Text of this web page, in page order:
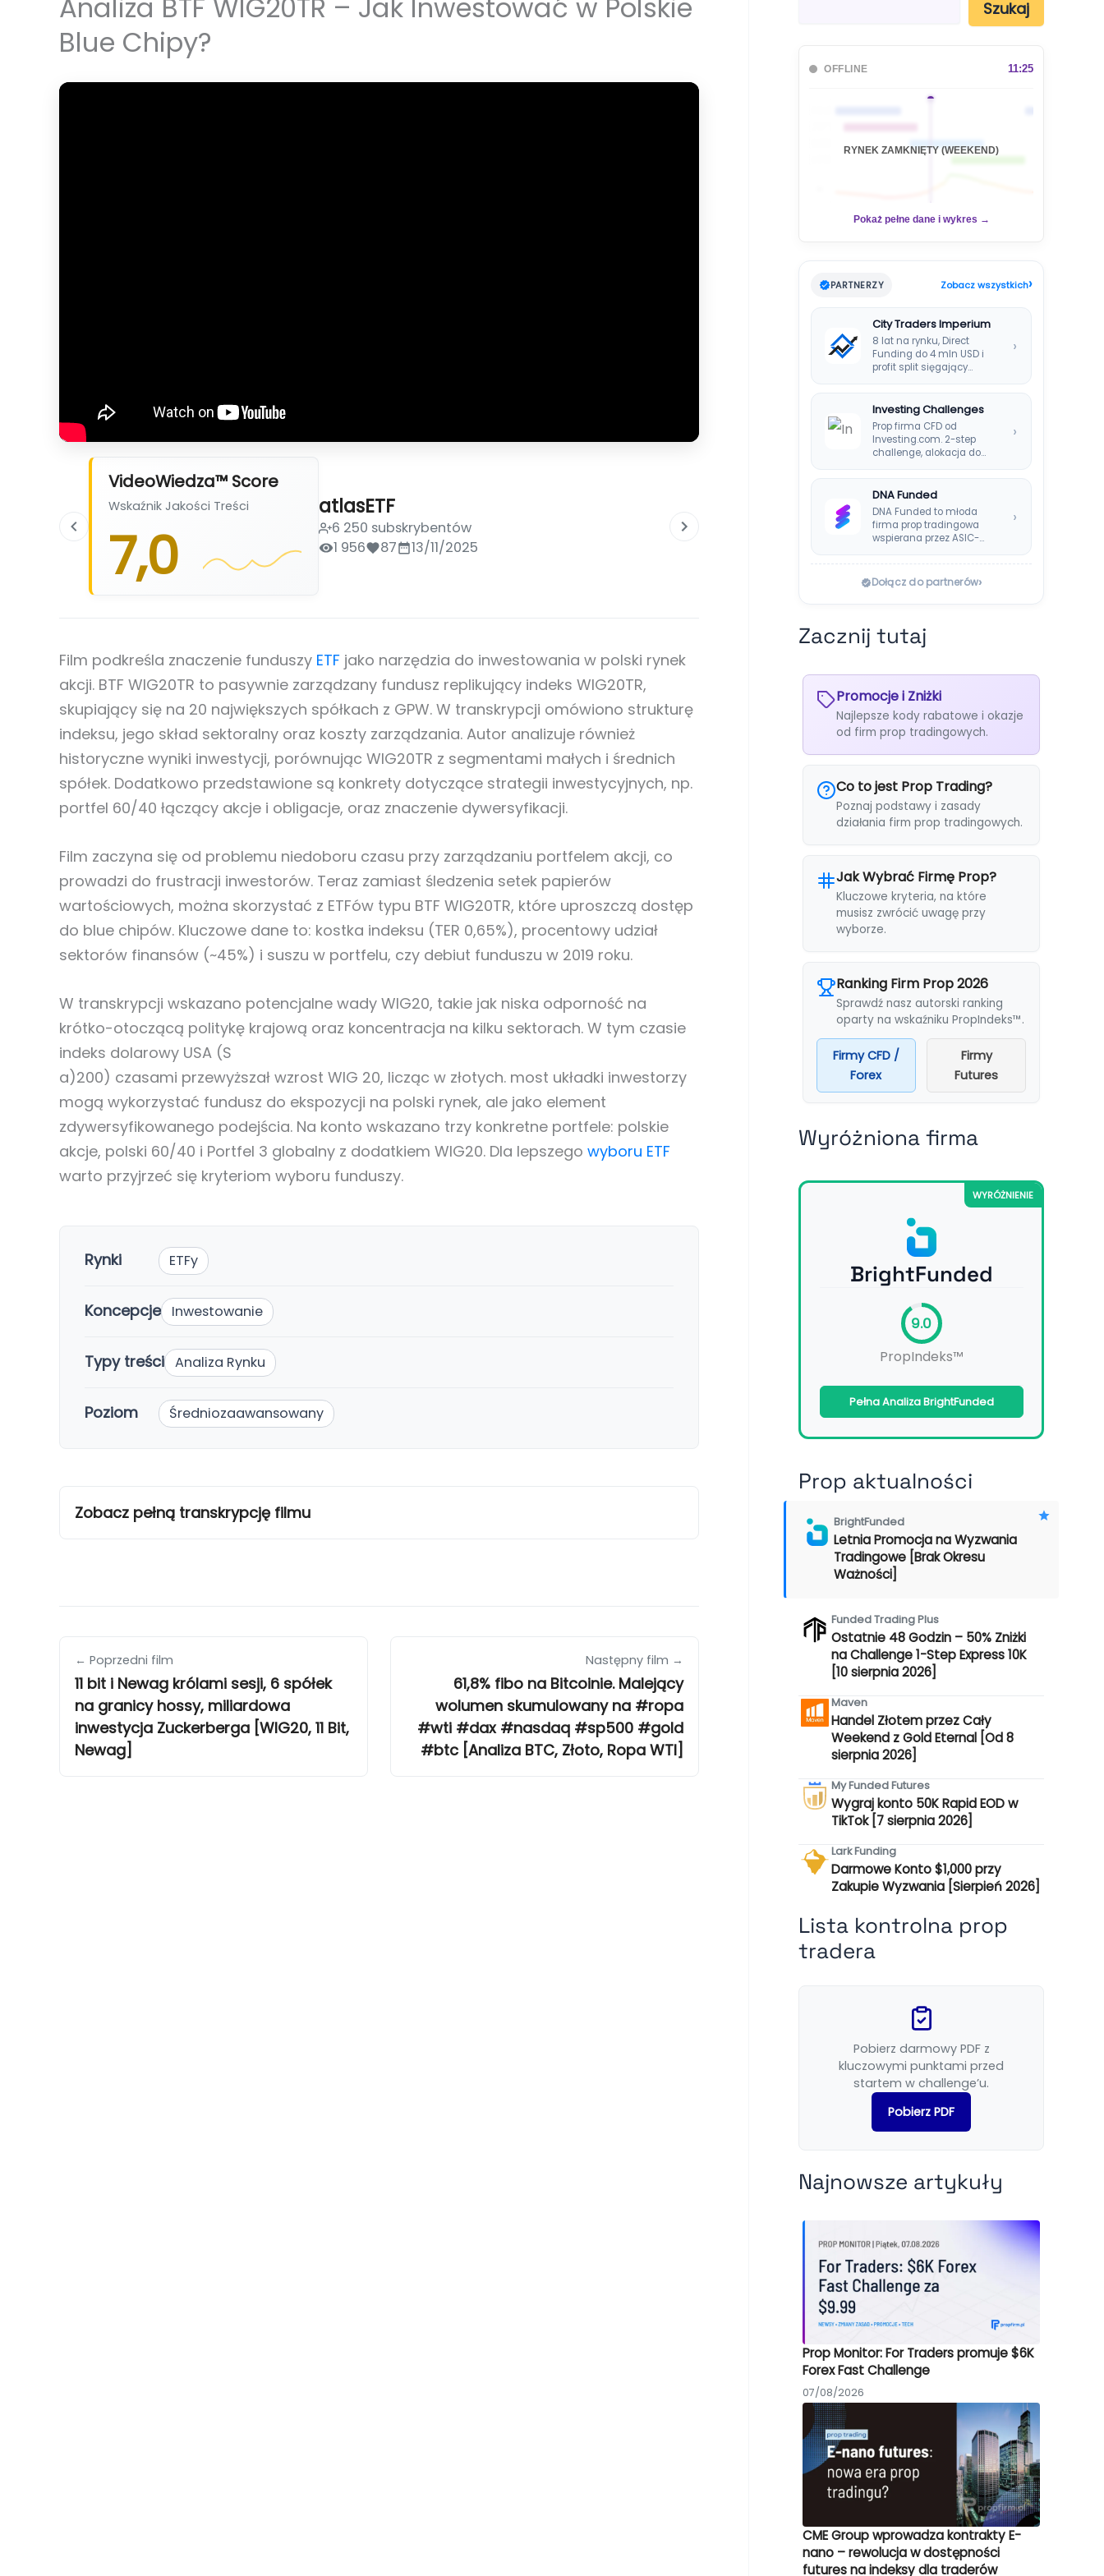
Analiza BTF WIG20TR – Jak Inwestować w Polskie
Blue Chipy?
VideoWiedza™ Score
Wskaźnik Jakości Treści
7,0
atlasETF
6 250 subskrybentów
1 956
87 13/11/2025
Film podkreśla znaczenie funduszy ETF jako narzędzia do inwestowania w polski rynek
akcji. BTF WIG20TR to pasywnie zarządzany fundusz replikujący indeks WIG20TR,
skupiający się na 20 największych spółkach z GPW. W transkrypcji omówiono strukturę
indeksu, jego skład sektoralny oraz koszty zarządzania. Autor analizuje również
historyczne wyniki inwestycji, porównując WIG20TR z segmentami małych i średnich
spółek. Dodatkowo przedstawione są konkrety dotyczące strategii inwestycyjnych, np.
portfel 60/40 łączący akcje i obligacje, oraz znaczenie dywersyfikacji.
Film zaczyna się od problemu niedoboru czasu przy zarządzaniu portfelem akcji, co
prowadzi do frustracji inwestorów. Teraz zamiast śledzenia setek papierów
wartościowych, można skorzystać z ETFów typu BTF WIG20TR, które uproszczą dostęp
do blue chipów. Kluczowe dane to: kostka indeksu (TER 0,65%), procentowy udział
sektorów finansów (~45%) i suszu w portfelu, czy debiut funduszu w 2019 roku.
W transkrypcji wskazano potencjalne wady WIG20, takie jak niska odporność na
krótko-otoczącą politykę krajową oraz koncentracja na kilku sektorach. W tym czasie
indeks dolarowy USA (S
a)200) czasami przewyższał wzrost WIG 20, licząc w złotych. most układki inwestorzy
mogą wykorzystać fundusz do ekspozycji na polski rynek, ale jako element
zdywersyfikowanego podejścia. Na konto wskazano trzy konkretne portfele: polskie
akcje, polski 60/40 i Portfel 3 globalny z dodatkiem WIG20. Dla lepszego wyboru ETF
warto przyjrzeć się kryteriom wyboru funduszy.
Rynki ETFy
Koncepcje Inwestowanie
Typy treści Analiza Rynku
Poziom Średniozaawansowany
Zobacz pełną transkrypcję filmu
← Poprzedni film
11 bit i Newag królami sesji, 6 spółek
na granicy hossy, miliardowa
inwestycja Zuckerberga [WIG20, 11 Bit,
Newag]
Następny film →
61,8% fibo na Bitcoinie. Malejący
wolumen skumulowany na #ropa
#wti #dax #nasdaq #sp500 #gold
#btc [Analiza BTC, Złoto, Ropa WTI]
Szukaj
OFFLINE 11:25
RYNEK ZAMKNIĘTY (WEEKEND)
Pokaż pełne dane i wykres →
PARTNERZY Zobacz wszystkich›
City Traders Imperium
8 lat na rynku, Direct
Funding do 4 mln USD i
profit split sięgający…
›
Investing Challenges
Prop firma CFD od
Investing.com. 2-step
challenge, alokacja do
platforma SIRIX.
›
DNA Funded
DNA Funded to młoda
firma prop tradingowa
wspierana przez ASIC-
DNA Markets. Oferuje…
›
Dołącz do partnerów›
Zacznij tutaj
Promocje i Zniżki
Najlepsze kody rabatowe i okazje
od firm prop tradingowych.
Co to jest Prop Trading?
Poznaj podstawy i zasady
działania firm prop tradingowych.
Jak Wybrać Firmę Prop?
Kluczowe kryteria, na które
musisz zwrócić uwagę przy
wyborze.
Ranking Firm Prop 2026
Sprawdź nasz autorski ranking
oparty na wskaźniku PropIndeks™.
Firmy CFD /
Forex
Firmy
Futures
Wyróżniona firma
WYRÓŻNIENIE
BrightFunded
9.0
PropIndeks™
Pełna Analiza BrightFunded
Prop aktualności
BrightFunded
Letnia Promocja na Wyzwania
Tradingowe [Brak Okresu
Ważności]
Funded Trading Plus
Ostatnie 48 Godzin – 50% Zniżki
na Challenge 1-Step Express 10K
[10 sierpnia 2026]
Maven
Handel Złotem przez Cały
Weekend z Gold Eternal [Od 8
sierpnia 2026]
My Funded Futures
Wygraj konto 50K Rapid EOD w
TikTok [7 sierpnia 2026]
Lark Funding
Darmowe Konto $1,000 przy
Zakupie Wyzwania [Sierpień 2026]
Lista kontrolna prop
tradera
Pobierz darmowy PDF z
kluczowymi punktami przed
startem w challenge’u.
Pobierz PDF
Najnowsze artykuły
Prop Monitor: For Traders promuje $6K
Forex Fast Challenge
07/08/2026
CME Group wprowadza kontrakty E-
nano – rewolucja w dostępności
futures na indeksy dla traderów